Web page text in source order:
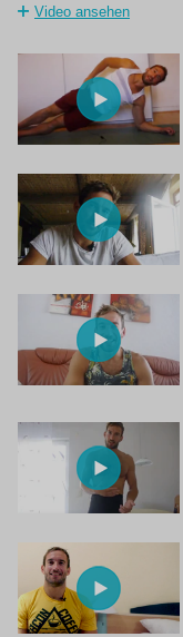
Video ansehen